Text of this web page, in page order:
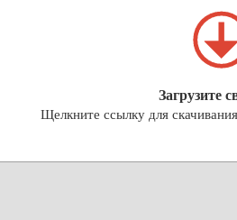
Загрузите
Щелкните ссылку для